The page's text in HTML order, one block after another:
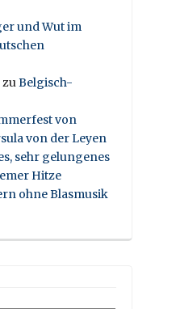
und Wut im
zuBelgisch-
von
von der Leyen
sehr gelungenes
Hitze
ohne Blasmusik